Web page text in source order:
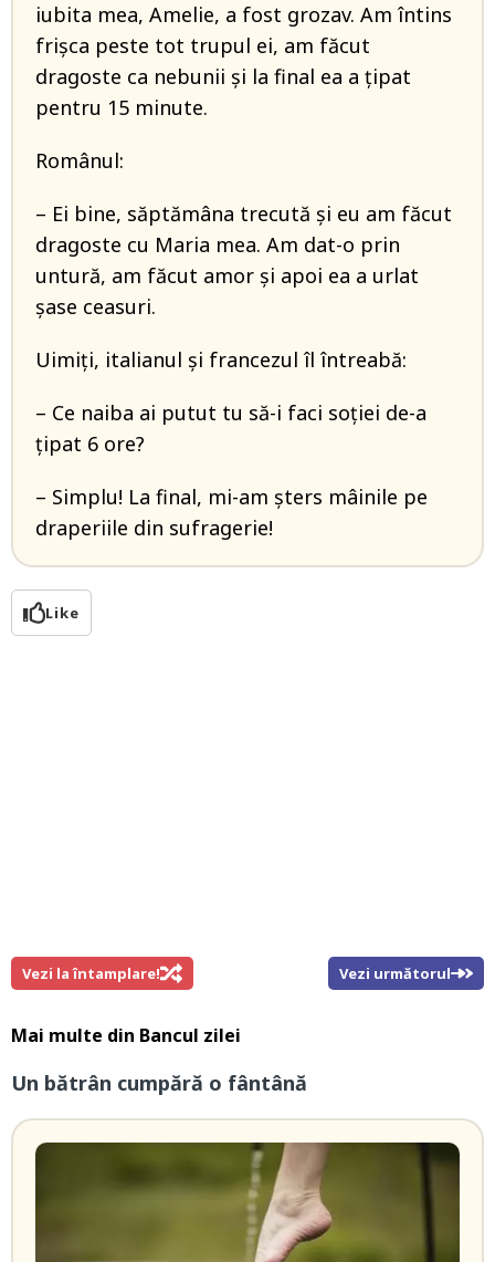
iubita mea, Amelie, a fost grozav. Am întins
frişca peste tot trupul ei, am făcut
dragoste ca nebunii şi la final ea a ţipat
pentru 15 minute.
Românul:
– Ei bine, săptămâna trecută şi eu am făcut
dragoste cu Maria mea. Am dat-o prin
untură, am făcut amor şi apoi ea a urlat
şase ceasuri.
Uimiţi, italianul şi francezul îl întreabă:
– Ce naiba ai putut tu să-i faci soţiei de-a
ţipat 6 ore?
– Simplu! La final, mi-am şters mâinile pe
draperiile din sufragerie!
Like
Vezi la întamplare! Vezi următorul
Mai multe din Bancul zilei
Un bătrân cumpără o fântână